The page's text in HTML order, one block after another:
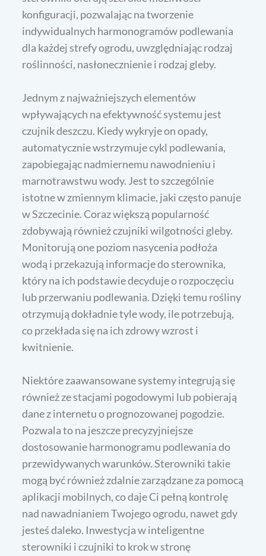
konfiguracji, pozwalając na tworzenie
indywidualnych harmonogramów podlewania
dla każdej strefy ogrodu, uwzględniając rodzaj
roślinności, nasłonecznienie i rodzaj gleby.
Jednym z najważniejszych elementów
wpływających na efektywność systemu jest
czujnik deszczu. Kiedy wykryje on opady,
automatycznie wstrzymuje cykl podlewania,
zapobiegając nadmiernemu nawodnieniu i
marnotrawstwu wody. Jest to szczególnie
istotne w zmiennym klimacie, jaki często panuje
w Szczecinie. Coraz większą popularność
zdobywają również czujniki wilgotności gleby.
Monitorują one poziom nasycenia podłoża
wodą i przekazują informacje do sterownika,
który na ich podstawie decyduje o rozpoczęciu
lub przerwaniu podlewania. Dzięki temu rośliny
otrzymują dokładnie tyle wody, ile potrzebują,
co przekłada się na ich zdrowy wzrost i
kwitnienie.
Niektóre zaawansowane systemy integrują się
również ze stacjami pogodowymi lub pobierają
dane z internetu o prognozowanej pogodzie.
Pozwala to na jeszcze precyzyjniejsze
dostosowanie harmonogramu podlewania do
przewidywanych warunków. Sterowniki takie
mogą być również zdalnie zarządzane za pomocą
aplikacji mobilnych, co daje Ci pełną kontrolę
nad nawadnianiem Twojego ogrodu, nawet gdy
jesteś daleko. Inwestycja w inteligentne
sterowniki i czujniki to krok w stronę